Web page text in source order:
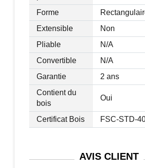
Forme
Extensible
Non
Pliable
N/A
Convertible
N/A
Garantie
2 ans
Contient du
bois
Oui
Certificat Bois FSC-STD-
AVIS CLIENT